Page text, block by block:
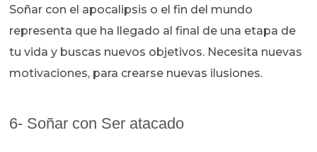
Soñar con el apocalipsis o el fin del mundo
representa que ha llegado al final de una etapa de
tu vida y buscas nuevos objetivos. Necesita nuevas
motivaciones, para crearse nuevas ilusiones.
6- Soñar con Ser atacado